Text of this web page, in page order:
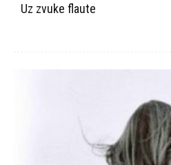
Uz zvuke flaute